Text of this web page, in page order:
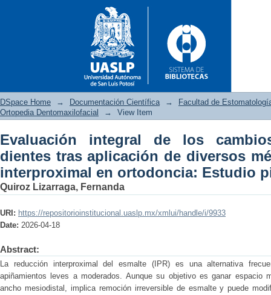
Evaluación integral de los
diversos métodos de
DSpace Home → Documentación Científica →
Facultad de
Ortopedia Dentomaxilofacial
→ View Item
Evaluación integral de los
dientes tras aplicación de diversos
interproximal en ortodoncia: Estudio
Quiroz Lizarraga, Fernanda
URI: https://repositorioinstitucional.uaslp.mx/xmlui/handle/i/9933
Date: 2026-04-18
Abstract:
La reducción interproximal del esmalte (IPR) es una alternativa
apiñamientos leves a moderados. Aunque su objetivo es ganar espacio
ancho mesiodistal, implica remoción irreversible de esmalte y puede